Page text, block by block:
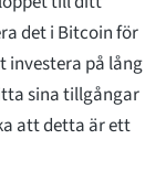
det i Bitcoin för
investera på lång
sina tillgångar
att detta är ett